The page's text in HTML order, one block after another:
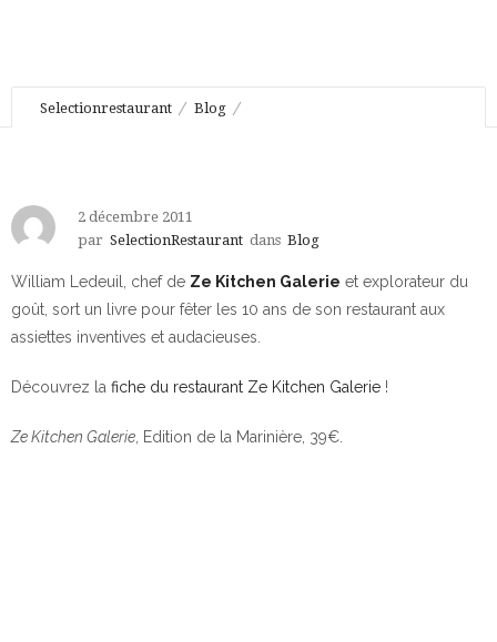
Selectionrestaurant Blog
2 décembre 2011
par SelectionRestaurant dans Blog
William Ledeuil, chef de Ze Kitchen Galerie et explorateur du
goût, sort un livre pour fêter les 10 ans de son restaurant aux
assiettes inventives et audacieuses.
Découvrez la fiche du restaurant Ze Kitchen Galerie !
Ze Kitchen Galerie , Edition de la Marinière, 39€.